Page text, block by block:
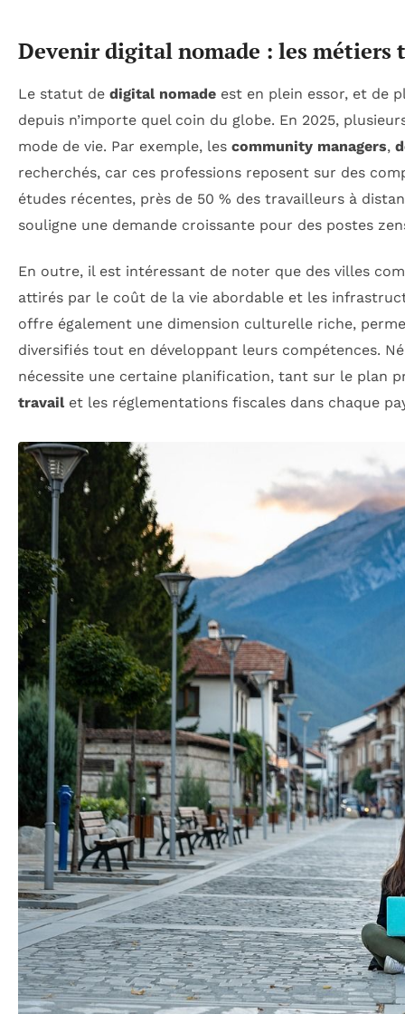
Devenir digital nomade : les métiers
Le statut de digital nomade est en plein essor, et de
depuis n’importe quel coin du globe. En 2025,
mode de vie. Par exemple, les community managers,
recherchés, car ces professions reposent sur des
études récentes, près de 50 % des travailleurs à
souligne une demande croissante pour des postes
En outre, il est intéressant de noter que des villes
attirés par le coût de la vie abordable et les
offre également une dimension culturelle riche,
diversifiés tout en développant leurs compétences.
nécessite une certaine planification, tant sur le plan
travailet les réglementations fiscales dans chaque